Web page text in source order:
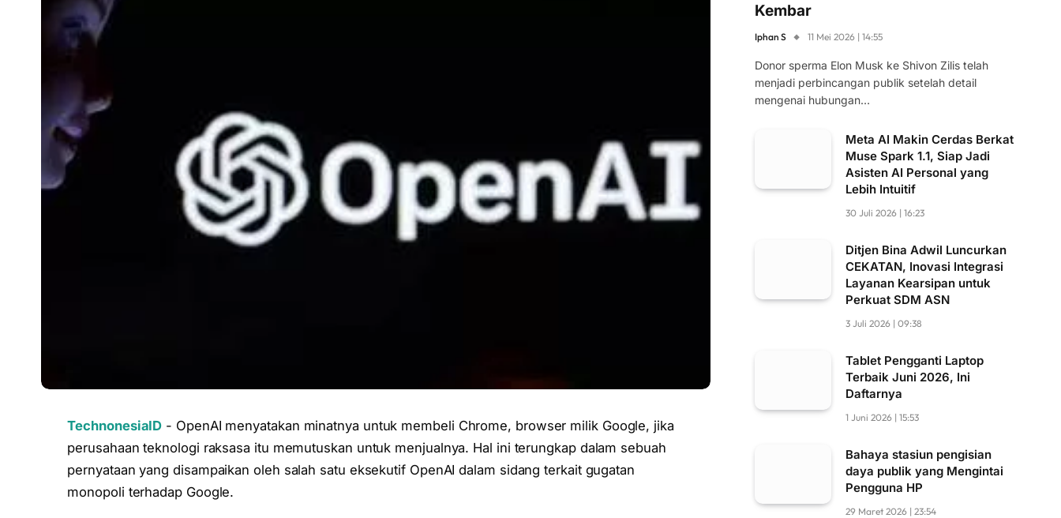
TechnonesiaID - OpenAI menyatakan minatnya untuk membeli Chrome, browser milik Google, jika
perusahaan teknologi raksasa itu memutuskan untuk menjualnya. Hal ini terungkap dalam sebuah
pernyataan yang disampaikan oleh salah satu eksekutif OpenAI dalam sidang terkait gugatan
monopoli terhadap Google.
Kembar
Iphan S 11 Mei 2026 | 14:55
Donor sperma Elon Musk ke Shivon Zilis telah
menjadi perbincangan publik setelah detail
mengenai hubungan…
Meta AI Makin Cerdas Berkat
Muse Spark 1.1, Siap Jadi
Asisten AI Personal yang
Lebih Intuitif
30 Juli 2026 | 16:23
Ditjen Bina Adwil Luncurkan
CEKATAN, Inovasi Integrasi
Layanan Kearsipan untuk
Perkuat SDM ASN
3 Juli 2026 | 09:38
Tablet Pengganti Laptop
Terbaik Juni 2026, Ini
Daftarnya
1 Juni 2026 | 15:53
Bahaya stasiun pengisian
daya publik yang Mengintai
Pengguna HP
29 Maret 2026 | 23:54